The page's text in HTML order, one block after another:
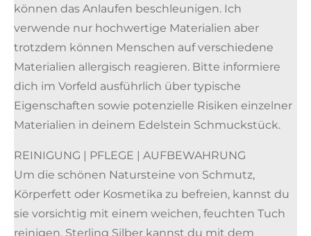
können das Anlaufen beschleunigen. Ich
verwende nur hochwertige Materialien aber
trotzdem können Menschen auf verschiedene
Materialien allergisch reagieren. Bitte informiere
dich im Vorfeld ausführlich über typische
Eigenschaften sowie potenzielle Risiken einzelner
Materialien in deinem Edelstein Schmuckstück.
REINIGUNG | PFLEGE | AUFBEWAHRUNG
Um die schönen Natursteine von Schmutz,
Körperfett oder Kosmetika zu befreien, kannst du
sie vorsichtig mit einem weichen, feuchten Tuch
reinigen. Sterling Silber kannst du mit dem